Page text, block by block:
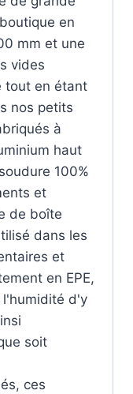
en
mm et une
vides
tout en étant
nos petits
à
haut
100%
et
de boîte
dans les
et
en EPE,
l'humidité d'y
soit
ces